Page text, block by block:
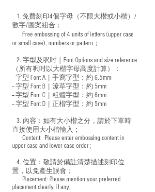
1. 免費刻印4個字母（不限大楷或小楷）/
數字/圖案組合；
Free embossing of 4 units of letters (upper case
or small case), numbers or pattern；
2. 字型及呎吋｜ Font Options and size reference
（所有呎吋以大楷字母高度計算）：
-- 字型 Font A｜手寫字型：約 6.5mm
-- 字型 Font B｜潦草字型： 約 5mm
-- 字型 Font C｜粗體字型：約 6mm
-- 字型 Font D｜正楷字型： 約 5mm
3. 內容：如有大小楷之分，請於下單時
直接使用大小楷輸入；
​ Content: Please enter embossing content in
upper case and lower case order ;
4. 位置：敬請於備註清楚描述刻印位
置，以免產生誤會；
​ Placement: Please mention your preferred
placement clearly, if any;